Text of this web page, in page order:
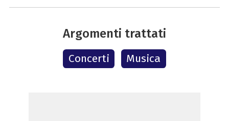
Argomenti trattati
Concerti Musica